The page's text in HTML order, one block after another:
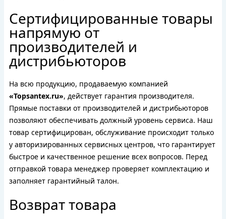
Сертифицированные товары
напрямую от
производителей и
дистрибьюторов
На всю продукцию, продаваемую компанией
«Topsantex.ru», действует гарантия производителя.
Прямые поставки от производителей и дистрибьюторов
позволяют обеспечивать должный уровень сервиса. Наш
товар сертифицирован, обслуживание происходит только
у авторизированных сервисных центров, что гарантирует
быстрое и качественное решение всех вопросов. Перед
отправкой товара менеджер проверяет комплектацию и
заполняет гарантийный талон.
Возврат товара